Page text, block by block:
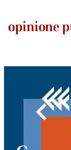
opinione